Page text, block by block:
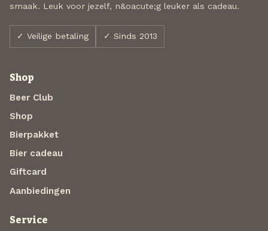
smaak. Leuk voor jezelf, n&oacute;g leuker als cadeau.
✓ Veilige betaling ✓ Sinds 2013
Shop
Beer Club
Shop
Bierpakket
Bier cadeau
Giftcard
Aanbiedingen
Service